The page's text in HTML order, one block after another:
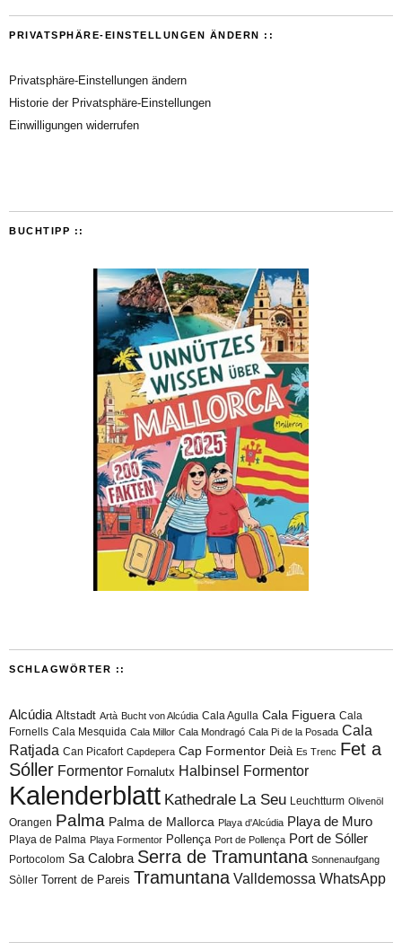
PRIVATSPHÄRE-EINSTELLUNGEN ÄNDERN ::
Privatsphäre-Einstellungen ändern
Historie der Privatsphäre-Einstellungen
Einwilligungen widerrufen
BUCHTIPP ::
SCHLAGWÖRTER ::
Alcúdia Altstadt Artà Bucht von Alcúdia Cala Agulla Cala Figuera Cala
Fornells Cala Mesquida Cala Millor Cala Mondragó Cala Pi de la Posada Cala
Ratjada Can Picafort Capdepera Cap Formentor Deià Es Trenc Fet a
Sóller Formentor Fornalutx Halbinsel Formentor
Kalenderblatt Kathedrale La Seu Leuchtturm Olivenöl
Orangen Palma Palma de Mallorca Playa d'Alcúdia Playa de Muro
Playa de Palma Playa Formentor Pollença Port de Pollença Port de Sóller
Portocolom Sa Calobra Serra de Tramuntana Sonnenaufgang
Sòller Torrent de Pareis Tramuntana Valldemossa WhatsApp